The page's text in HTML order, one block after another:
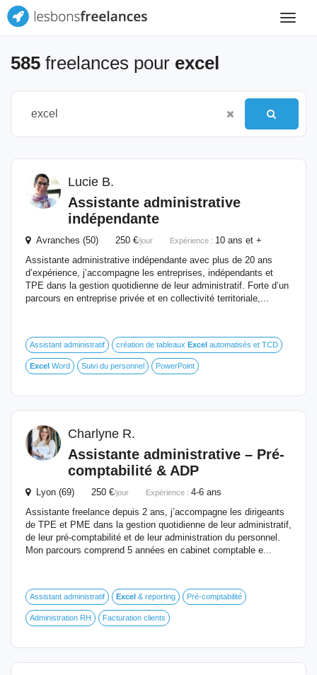
Toggle
585 freelances pour excel
Lucie B.
Assistante administrative
indépendante
Avranches (50) 250 €/jour Expérience : 10 ans et +
Assistante administrative indépendante avec plus de 20 ans
d’expérience, j’accompagne les entreprises, indépendants et
TPE dans la gestion quotidienne de leur administratif. Forte d’un
parcours en entreprise privée et en collectivité territoriale,...
Assistant administratif création de tableaux Excel automatisés et TCD
Excel Word Suivi du personnel PowerPoint
Charlyne R.
Assistante administrative – Pré-
comptabilité & ADP
Lyon (69) 250 €/jour Expérience : 4-6 ans
Assistante freelance depuis 2 ans, j’accompagne les dirigeants
de TPE et PME dans la gestion quotidienne de leur administratif,
de leur pré-comptabilité et de leur administration du personnel.
Mon parcours comprend 5 années en cabinet comptable e...
Assistant administratif Excel & reporting Pré-comptabilité
Administration RH Facturation clients